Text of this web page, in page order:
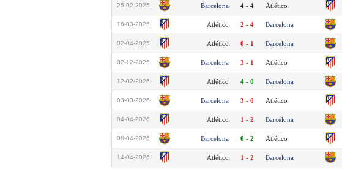
25-02-2025 Barcelona 4 - 4 Atlético
16-03-2025 Atlético 2 - 4 Barcelona
02-04-2025 Atlético 0 - 1 Barcelona
02-12-2025 Barcelona 3 - 1 Atlético
12-02-2026 Atlético 4 - 0 Barcelona
03-03-2026 Barcelona 3 - 0 Atlético
04-04-2026 Atlético 1 - 2 Barcelona
08-04-2026 Barcelona 0 - 2 Atlético
14-04-2026 Atlético 1 - 2 Barcelona